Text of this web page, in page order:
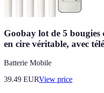
Goobay lot de 5
en cire véritable, avec
Batterie Mobile
39.49 EURView price